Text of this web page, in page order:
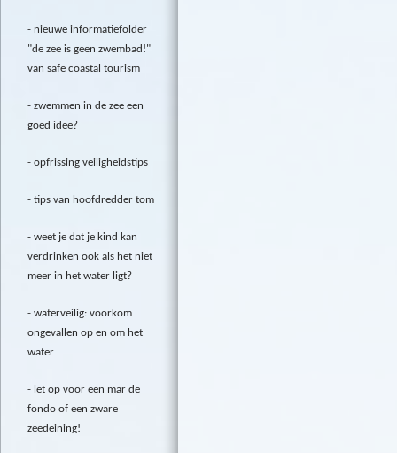
nieuwe informatiefolder
"de zee is geen zwembad!"
van safe coastal tourism
zwemmen in de zee een
goed idee?
opfrissing veiligheidstips
tips van hoofdredder tom
weet je dat je kind kan
verdrinken ook als het niet
meer in het water ligt?
waterveilig: voorkom
ongevallen op en om het
water
let op voor een mar de
fondo of een zware
zeedeining!